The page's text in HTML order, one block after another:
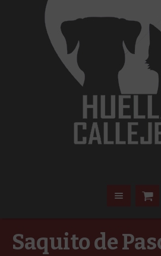
Saquito de